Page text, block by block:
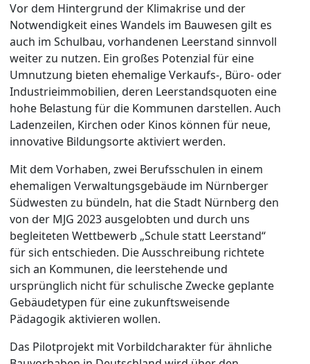
Vor dem Hintergrund der Klimakrise und der
Notwendigkeit eines Wandels im Bauwesen gilt es
auch im Schulbau, vorhandenen Leerstand sinnvoll
weiter zu nutzen. Ein großes Potenzial für eine
Umnutzung bieten ehemalige Verkaufs-, Büro- oder
Industrieimmobilien, deren Leerstandsquoten eine
hohe Belastung für die Kommunen darstellen. Auch
Ladenzeilen, Kirchen oder Kinos können für neue,
innovative Bildungsorte aktiviert werden.
Mit dem Vorhaben, zwei Berufsschulen in einem
ehemaligen Verwaltungsgebäude im Nürnberger
Südwesten zu bündeln, hat die Stadt Nürnberg den
von der MJG 2023 ausgelobten und durch uns
begleiteten Wettbewerb „Schule statt Leerstand“
für sich entschieden. Die Ausschreibung richtete
sich an Kommunen, die leerstehende und
ursprünglich nicht für schulische Zwecke geplante
Gebäudetypen für eine zukunftsweisende
Pädagogik aktivieren wollen.
Das Pilotprojekt mit Vorbildcharakter für ähnliche